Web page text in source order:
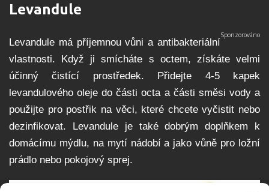
Levandule
Levandule má příjemnou vůni a antibakteriální
vlastnosti. Když ji smícháte s octem, získáte velmi
účinný čistící prostředek. Přidejte 4-5 kapek
levandulového oleje do části octa a části směsi vody a
použijte pro postřik na věci, které chcete vyčistit nebo
dezinfikovat. Levandule je také dobrým doplňkem k
domácímu mýdlu, na mytí nádobí a jako vůně pro ložní
prádlo nebo pokojový sprej.